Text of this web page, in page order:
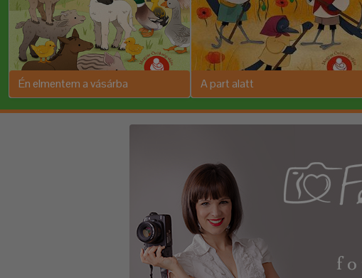
Én elmentem a vásárba A part alatt